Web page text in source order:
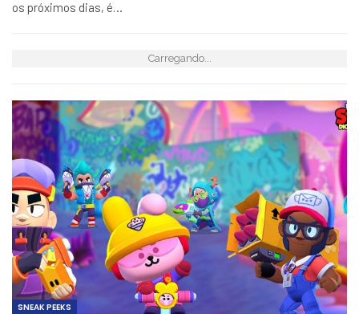
os próximos dias, é…
Carregando...
SNEAK PEEKS